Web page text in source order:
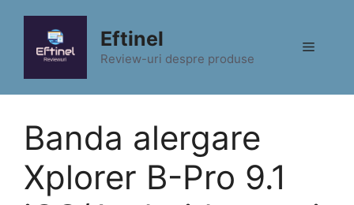
conținut
Eftinel
Review-uri despre produse
Meniu
Banda alergare
Xplorer B-Pro 9.1